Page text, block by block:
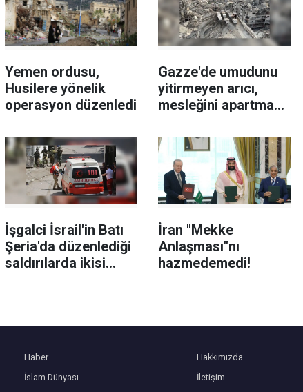
Yemen ordusu,
Husilere yönelik
operasyon düzenledi
Gazze'de umudunu
yitirmeyen arıcı,
mesleğini apartman
İşgalci İsrail'in Batı
Şeria'da düzenlediği
saldırılarda ikisi
İran "Mekke
Anlaşması"nı
hazmedemedi!
Haber
İslam Dünyası
Hakkımızda
İletişim